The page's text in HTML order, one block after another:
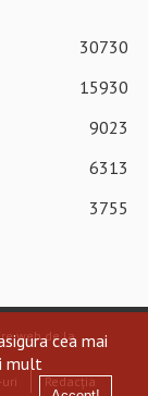
30730
15930
9023
6313
3755
web de la
Redacția
cea mai
mult